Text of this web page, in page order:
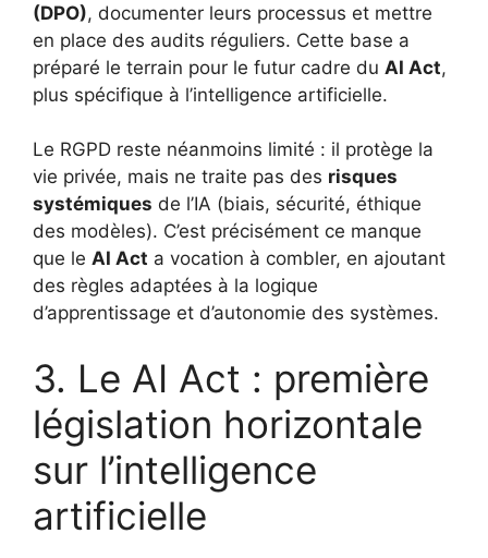
(DPO), documenter leurs processus et mettre
en place des audits réguliers. Cette base a
préparé le terrain pour le futur cadre du AI Act,
plus spécifique à l’intelligence artificielle.
Le RGPD reste néanmoins limité : il protège la
vie privée, mais ne traite pas des risques
systémiques de l’IA (biais, sécurité, éthique
des modèles). C’est précisément ce manque
que le AI Act a vocation à combler, en ajoutant
des règles adaptées à la logique
d’apprentissage et d’autonomie des systèmes.
3. Le AI Act : première
législation horizontale
sur l’intelligence
artificielle